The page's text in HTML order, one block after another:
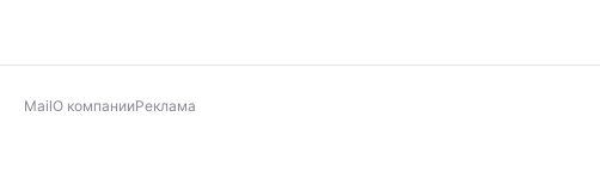
MailО компанииРеклама